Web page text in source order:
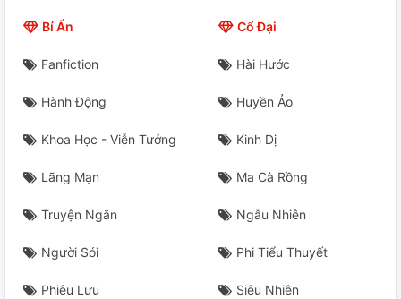
Bí Ẩn Cổ Đại
Fanfiction Hài Hước
Hành Động Huyền Ảo
Khoa Học - Viễn Tưởng Kinh Dị
Lãng Mạn Ma Cà Rồng
Truyện Ngắn Ngẫu Nhiên
Người Sói Phi Tiểu Thuyết
Phiêu Lưu Siêu Nhiên